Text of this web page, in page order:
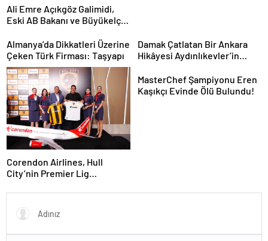
Ali Emre Açıkgöz Galimidi,
Eski AB Bakanı ve Büyükelçi
Geldi
Almanya’da Dikkatleri Üzerine
Çeken Türk Firması: Taşyapı
Damak Çatlatan Bir Ankara
Hikâyesi Aydınlıkevler’in
Corendon Airlines, Hull
City’nin Premier Lig
sürdürüyor
MasterChef Şampiyonu Eren
Kaşıkçı Evinde Ölü Bulundu!